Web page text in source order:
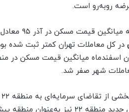
روبه‌رو است.
در آذر ۹۵ معادل سه میلیون و ۹۰۰ هزار تومان بود که ۱۵ درصد از
در کل معاملات تهران کمتر ثبت شده
شهر صفر شد.
با شروع سال جدید منطقه ۲۲